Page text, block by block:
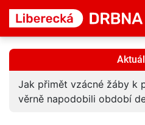
Jak přimět vzácné žáby k
věrně napodobili období